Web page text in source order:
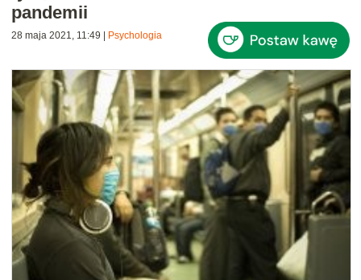
pandemii
28 maja 2021, 11:49 Psychologia